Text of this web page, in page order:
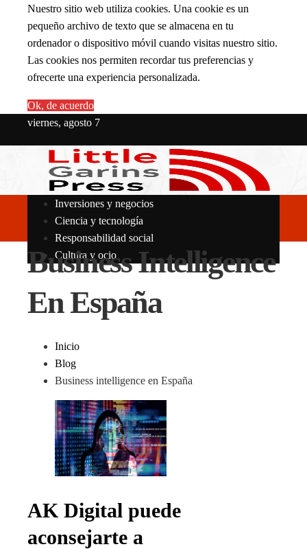
Nuestro sitio web utiliza cookies. Una cookie es un
pequeño archivo de texto que se almacena en tu
ordenador o dispositivo móvil cuando visitas nuestro sitio.
Las cookies nos permiten recordar tus preferencias y
ofrecerte una experiencia personalizada.
Ok, de acuerdo
viernes, agosto 7
Inversiones y negocios
Ciencia y tecnología
Responsabilidad social
Cultura y ocio
Business Intelligence
En España
Inicio
Blog
Business intelligence en España
AK Digital puede
aconsejarte a